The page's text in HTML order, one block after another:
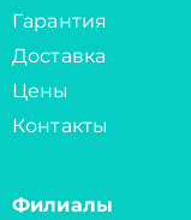
Гарантия
Доставка
Цены
Контакты
Филиалы